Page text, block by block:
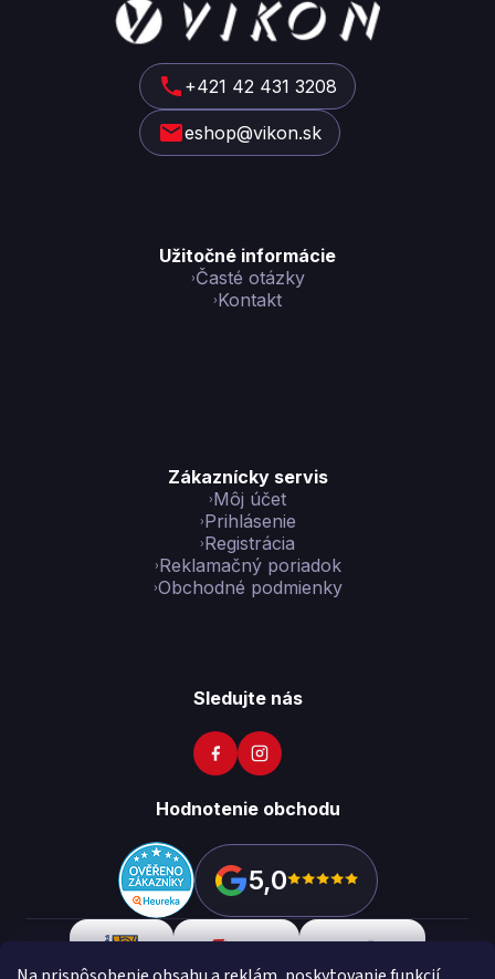
+421 42 431 3208
eshop@vikon.sk
Užitočné informácie
Časté otázky
Kontakt
Zákaznícky servis
Môj účet
Prihlásenie
Registrácia
Reklamačný poriadok
Obchodné podmienky
Sledujte nás
Hodnotenie obchodu
5,0